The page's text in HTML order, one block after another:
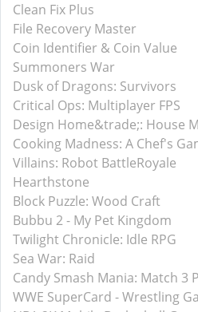
Clean Fix Plus
File Recovery Master
Coin Identifier & Coin Value
Summoners War
Dusk of Dragons: Survivors
Critical Ops: Multiplayer FPS
Design Home&trade;: House
Cooking Madness: A Chef's
Villains: Robot BattleRoyale
Hearthstone
Block Puzzle: Wood Craft
Bubbu 2 - My Pet Kingdom
Twilight Chronicle: Idle RPG
Sea War: Raid
Candy Smash Mania: Match 3
WWE SuperCard - Wrestling